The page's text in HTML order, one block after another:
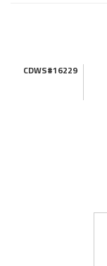
CDWS#16229